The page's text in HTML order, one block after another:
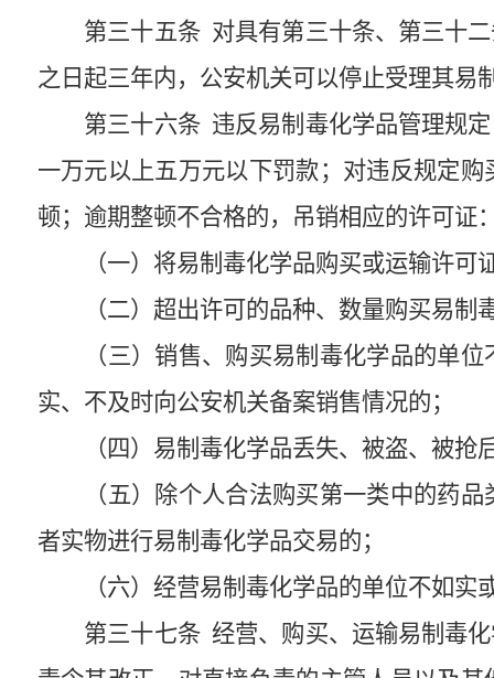
第三十五条对具有第三十条、第三十
之日起三年内，公安机关可以停止受理其易
第三十六条违反易制毒化学品管理规
一万元以上五万元以下罚款；对违反规定
顿；逾期整顿不合格的，吊销相应的许可证
（一）将易制毒化学品购买或运输许
（二）超出许可的品种、数量购买易制
（三）销售、购买易制毒化学品的单
实、不及时向公安机关备案销售情况的；
（四）易制毒化学品丢失、被盗、被
（五）除个人合法购买第一类中的药
者实物进行易制毒化学品交易的；
（六）经营易制毒化学品的单位不如
第三十七条经营、购买、运输易制毒